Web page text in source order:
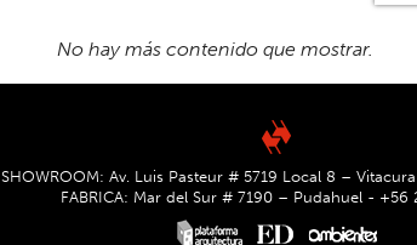
No hay más contenido que mostrar.
SHOWROOM: Av. Luis Pasteur # 5719 Local 8 –
FABRICA: Mar del Sur # 7190 – Pudahuel - +56